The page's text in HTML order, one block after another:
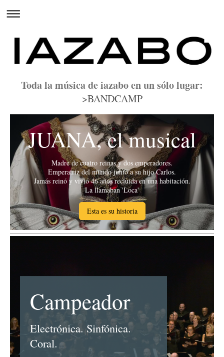
Toda la música de iazabo en un sólo lugar:
>BANDCAMP
JUANA, el musical
Madre de cuatro reinas y dos emperadores.
Emperatriz del mundo junto a su hijo Carlos.
Jamás reinó y vivió 46 años recluida en una habitación.
La llamaban 'Loca'
Esta es su historia
Campeador
Electrónica. Sinfónica.
Coral.